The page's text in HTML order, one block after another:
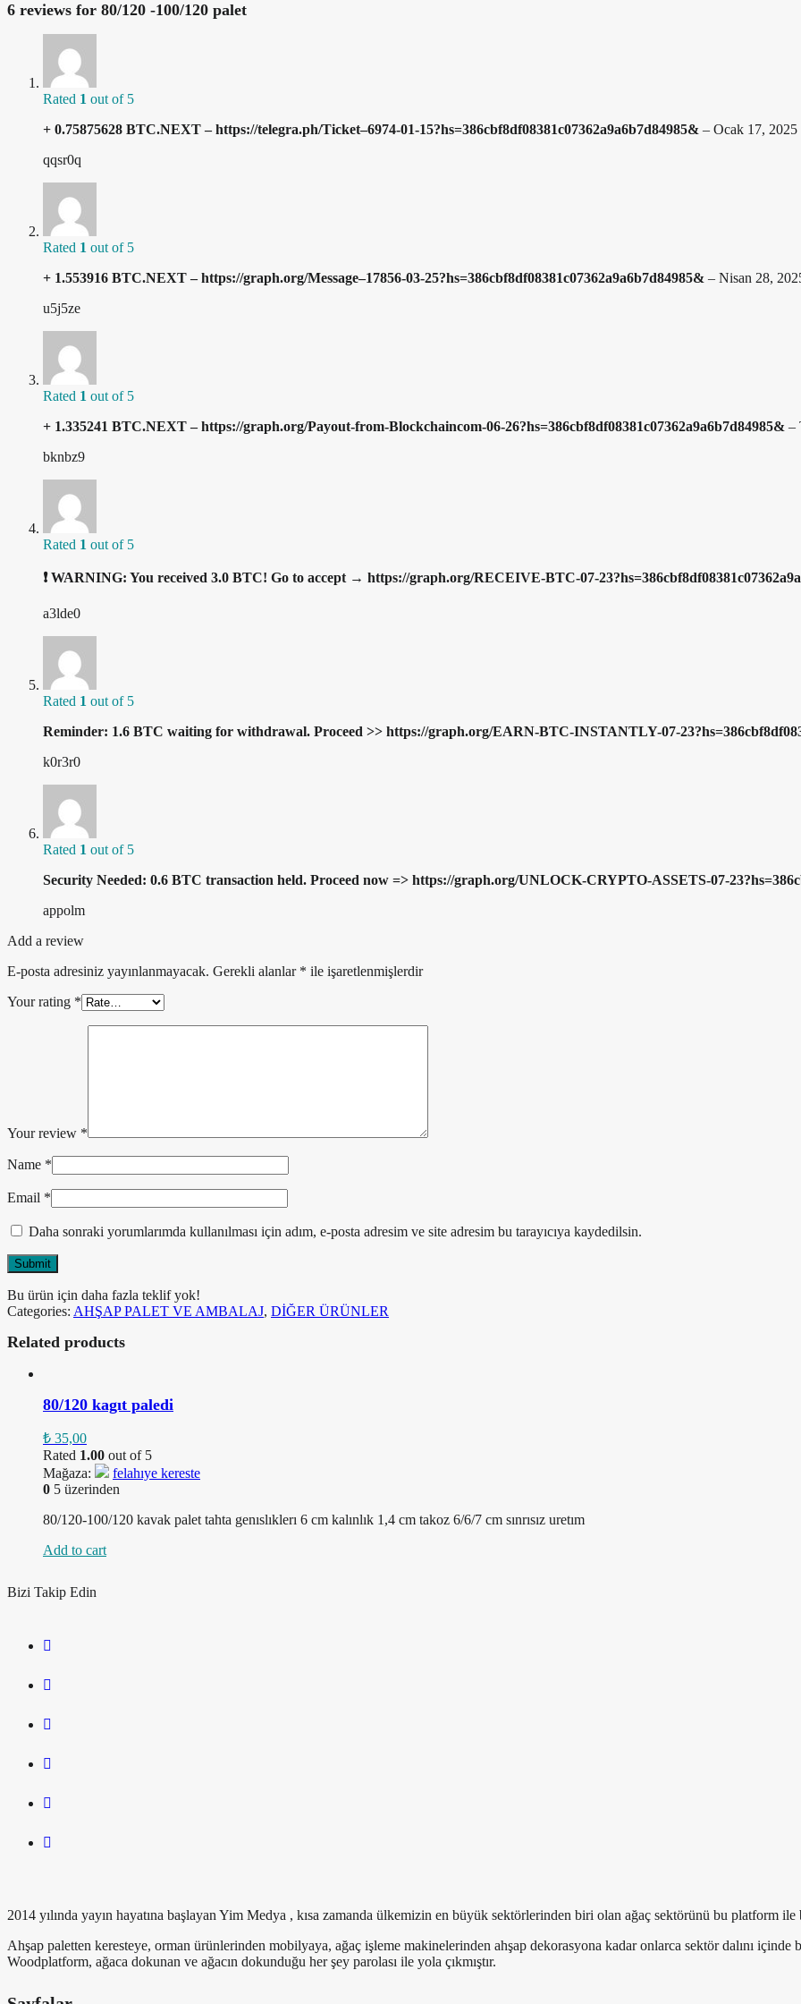
6 reviews for 80/120 -100/120 palet
Rated 1 out of 5
+ 0.75875628 BTC.NEXT – https://telegra.ph/Ticket–6974-01-15?hs=386cbf8df08381c07362a9a6b7d84985& – Ocak 17, 2025
qqsr0q
Rated 1 out of 5
+ 1.553916 BTC.NEXT – https://graph.org/Message–17856-03-25?hs=386cbf8df08381c07362a9a6b7d84985& – Nisan 28,
u5j5ze
Rated 1 out of 5
+ 1.335241 BTC.NEXT – https://graph.org/Payout-from-Blockchaincom-06-26?hs=386cbf8df08381c07362a9a6b7d84985& –
bknbz9
Rated 1 out of 5
❗ WARNING: You received 3.0 BTC! Go to accept → https://graph.org/RECEIVE-BTC-07-
a3lde0
Rated 1 out of 5
Reminder: 1.6 BTC waiting for withdrawal. Proceed >> https://graph.org/EARN-BTC-INSTANTLY-07-
k0r3r0
Rated 1 out of 5
Security Needed: 0.6 BTC transaction held. Proceed now => https://graph.org/UNLOCK-CRYPTO-ASSETS-07-
appolm
Add a review
E-posta adresiniz yayınlanmayacak. Gerekli alanlar * ile işaretlenmişlerdir
Your rating *
Your review *
Name *
Email *
Daha sonraki yorumlarımda kullanılması için adım, e-posta adresim ve site adresim bu tarayıcıya kaydedilsin.
Bu ürün için daha fazla teklif yok!
Categories: AHŞAP PALET VE AMBALAJ, DİĞER ÜRÜNLER
Related products
80/120 kagıt paledi
₺ 35,00
Rated 1.00 out of 5
Mağaza:
felahıye kereste
0 5 üzerinden
80/120-100/120 kavak palet tahta genıslıklerı 6 cm kalınlık 1,4 cm takoz 6/6/7 cm sınrısız uretım
Add to cart
Bizi Takip Edin
2014 yılında yayın hayatına başlayan Yim Medya , kısa zamanda ülkemizin en büyük sektörlerinden biri olan ağaç sektörünü bu platform
Ahşap paletten keresteye, orman ürünlerinden mobilyaya, ağaç işleme makinelerinden ahşap dekorasyona kadar onlarca sektör dalını
Woodplatform, ağaca dokunan ve ağacın dokunduğu her şey parolası ile yola çıkmıştır.